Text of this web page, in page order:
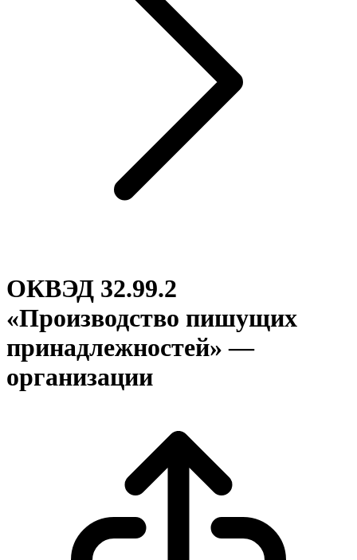
ОКВЭД 32.99.2
«Производство пишущих
принадлежностей» —
организации